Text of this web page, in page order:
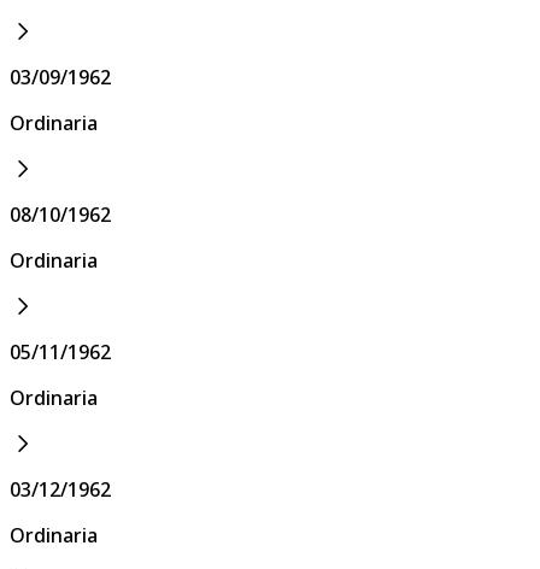
03/09/1962
Ordinaria
08/10/1962
Ordinaria
05/11/1962
Ordinaria
03/12/1962
Ordinaria